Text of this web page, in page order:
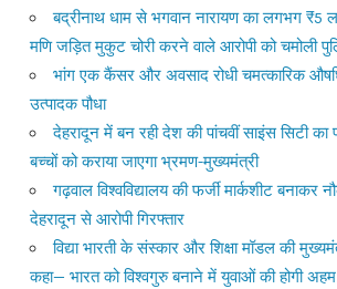
बद्रीनाथ धाम से भगवान नारायण का लगभग ₹5
मणि जड़ित मुकुट चोरी करने वाले आरोपी को चमोली
भांग एक कैंसर और अवसाद रोधी चमत्कारिक
उत्पादक पौधा
देहरादून में बन रही देश की पांचवीं साइंस सिटी
बच्चों को कराया जाएगा भ्रमण-मुख्यमंत्री
गढ़वाल विश्वविद्यालय की फर्जी मार्कशीट बनाकर
देहरादून से आरोपी गिरफ्तार
विद्या भारती के संस्कार और शिक्षा मॉडल की
कहा— भारत को विश्वगुरु बनाने में युवाओं की होगी